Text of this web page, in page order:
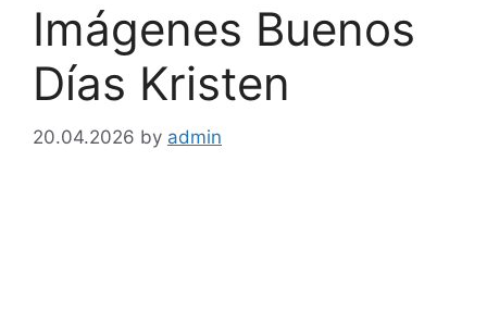
Imágenes Buenos
Días Kristen
20.04.2026 by admin